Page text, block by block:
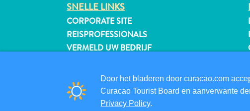
SNELLE LINKS
CORPORATE SITE
REISPROFESSIONALS
VERMELD UW BEDRIJF
Door het bladeren door curacao.com
Curacao Tourist Board en aanverwante
Privacy Policy.